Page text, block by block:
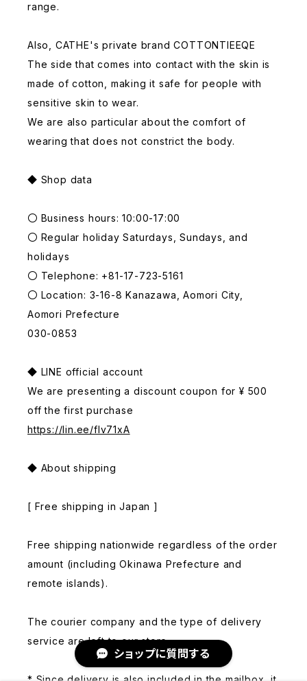
ショップに質問する
range.
Also, CATHE's private brand COTTONTIEEQE
The side that comes into contact with the skin is
made of cotton, making it safe for people with
sensitive skin to wear.
We are also particular about the comfort of
wearing that does not constrict the body.
◆ Shop data
〇 Business hours: 10:00-17:00
〇 Regular holiday Saturdays, Sundays, and
holidays
〇 Telephone: +81-17-723-5161
〇 Location: 3-16-8 Kanazawa, Aomori City,
Aomori Prefecture
030-0853
◆ LINE official account
We are presenting a discount coupon for ¥ 500
off the first purchase
https://lin.ee/fIv71xA
◆ About shipping
[ Free shipping in Japan ]
Free shipping nationwide regardless of the order
amount (including Okinawa Prefecture and
remote islands).
The courier company and the type of delivery
service are left to our store.